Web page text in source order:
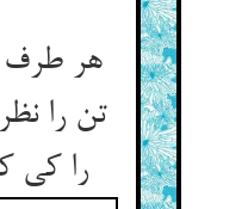
هر
تن را